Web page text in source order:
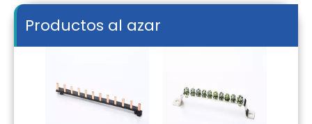
Productos al azar